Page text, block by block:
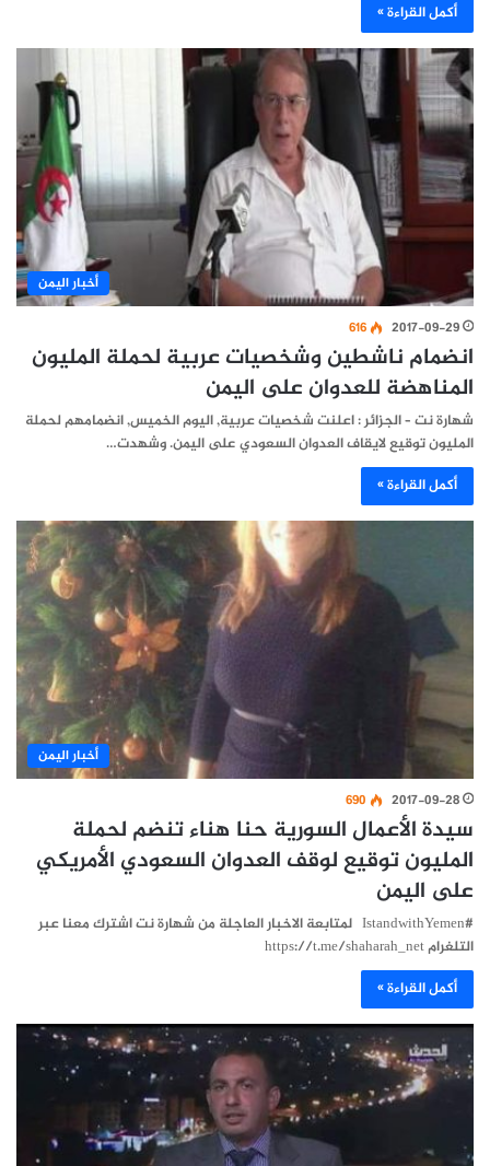
أكمل القراءة »
أخبار اليمن
2017-09-29
616
انضمام ناشطين وشخصيات عربية لحملة المليون
المناهضة للعدوان على اليمن
شهارة نت – الجزائر : اعلنت شخصيات عربية, اليوم الخميس, انضمامهم لحملة
المليون توقيع لايقاف العدوان السعودي على اليمن. وشهدت…
أكمل القراءة »
أخبار اليمن
2017-09-28
690
سيدة الأعمال السورية حنا هناء تنضم لحملة
المليون توقيع لوقف العدوان السعودي الأمريكي
على اليمن
#IstandwithYemen لمتابعة الاخبار العاجلة من شهارة نت اشترك معنا عبر
التلغرام https://t.me/shaharah_net
أكمل القراءة »